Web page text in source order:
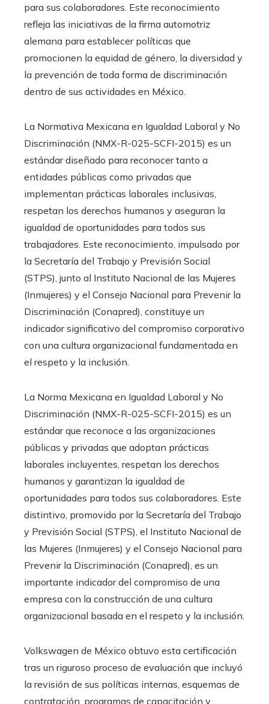
para sus colaboradores. Este reconocimiento
refleja las iniciativas de la firma automotriz
alemana para establecer políticas que
promocionen la equidad de género, la diversidad y
la prevención de toda forma de discriminación
dentro de sus actividades en México.
La Normativa Mexicana en Igualdad Laboral y No
Discriminación (NMX-R-025-SCFI-2015) es un
estándar diseñado para reconocer tanto a
entidades públicas como privadas que
implementan prácticas laborales inclusivas,
respetan los derechos humanos y aseguran la
igualdad de oportunidades para todos sus
trabajadores. Este reconocimiento, impulsado por
la Secretaría del Trabajo y Previsión Social
(STPS), junto al Instituto Nacional de las Mujeres
(Inmujeres) y el Consejo Nacional para Prevenir la
Discriminación (Conapred), constituye un
indicador significativo del compromiso corporativo
con una cultura organizacional fundamentada en
el respeto y la inclusión.
La Norma Mexicana en Igualdad Laboral y No
Discriminación (NMX-R-025-SCFI-2015) es un
estándar que reconoce a las organizaciones
públicas y privadas que adoptan prácticas
laborales incluyentes, respetan los derechos
humanos y garantizan la igualdad de
oportunidades para todos sus colaboradores. Este
distintivo, promovido por la Secretaría del Trabajo
y Previsión Social (STPS), el Instituto Nacional de
las Mujeres (Inmujeres) y el Consejo Nacional para
Prevenir la Discriminación (Conapred), es un
importante indicador del compromiso de una
empresa con la construcción de una cultura
organizacional basada en el respeto y la inclusión.
Volkswagen de México obtuvo esta certificación
tras un riguroso proceso de evaluación que incluyó
la revisión de sus políticas internas, esquemas de
contratación, programas de capacitación y